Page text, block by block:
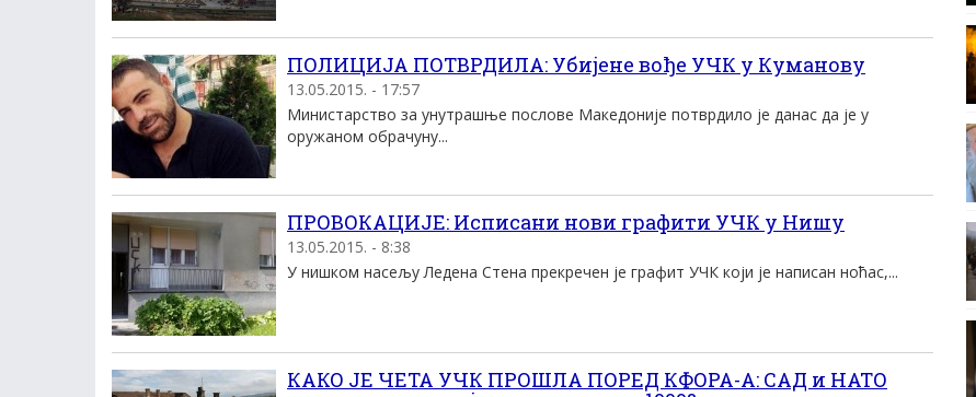
ПОЛИЦИЈА ПОТВРДИЛА: Убијене вође УЧК у Куманову
13.05.2015. - 17:57
Министарство за унутрашње послове Македоније потврдило је данас да је у
оружаном обрачуну...
ПРОВОКАЦИЈЕ: Исписани нови графити УЧК у Нишу
13.05.2015. - 8:38
У нишком насељу Ледена Стена прекречен је графит УЧК који је написан ноћас,...
КАКО ЈЕ ЧЕТА УЧК ПРОШЛА ПОРЕД КФОРА-А: САД и НАТО